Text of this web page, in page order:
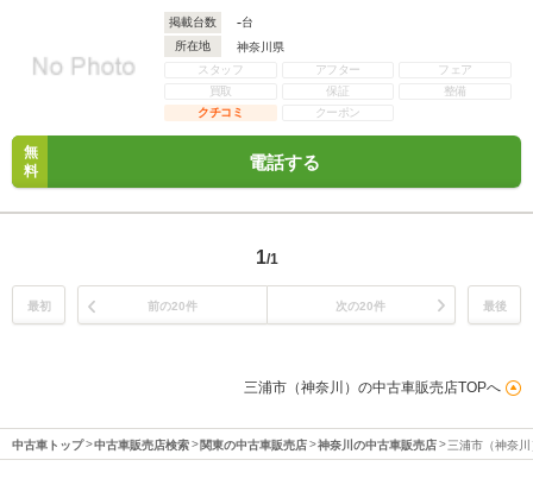
掲載台数 -台
所在地
神奈川県
スタッフ
アフター
フェア
買取
保証
整備
クチコミ
クーポン
無
料
電話する
1/1
最初 前の20件 次の20件 最後
三浦市（神奈川）の中古車販売店TOPへ
中古車トップ 中古車販売店検索 関東の中古車販売店 神奈川の中古車販売店 三浦市（神奈